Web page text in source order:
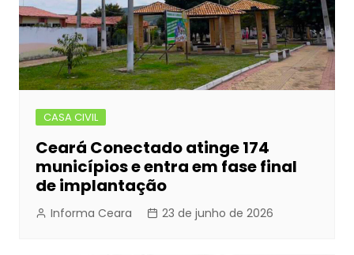
CASA CIVIL
Ceará Conectado atinge 174
municípios e entra em fase final
de implantação
Informa Ceara 23 de junho de 2026